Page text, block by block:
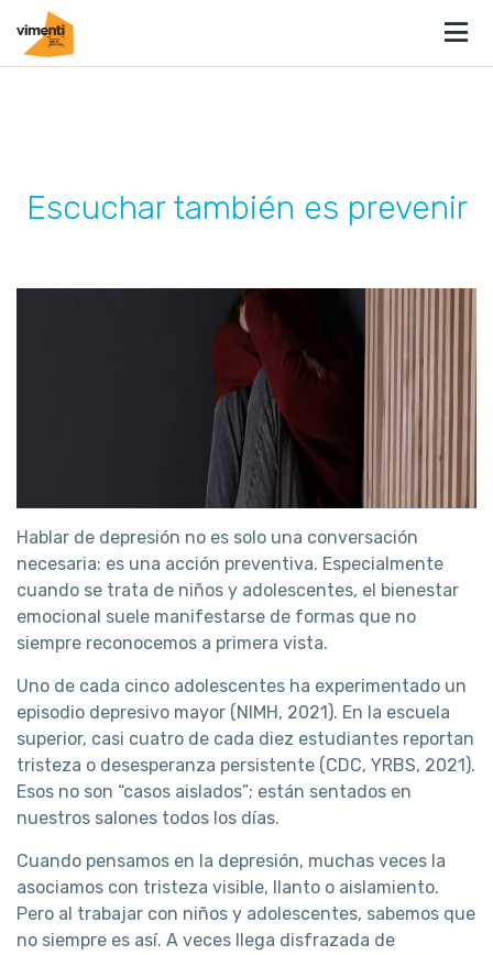
Escuchar también es prevenir
Hablar de depresión no es solo una conversación
necesaria: es una acción preventiva. Especialmente
cuando se trata de niños y adolescentes, el bienestar
emocional suele manifestarse de formas que no
siempre reconocemos a primera vista.
Uno de cada cinco adolescentes ha experimentado un
episodio depresivo mayor (NIMH, 2021). En la escuela
superior, casi cuatro de cada diez estudiantes reportan
tristeza o desesperanza persistente (CDC, YRBS, 2021).
Esos no son “casos aislados”; están sentados en
nuestros salones todos los días.
Cuando pensamos en la depresión, muchas veces la
asociamos con tristeza visible, llanto o aislamiento.
Pero al trabajar con niños y adolescentes, sabemos que
no siempre es así. A veces llega disfrazada de